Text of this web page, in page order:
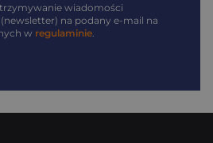
wiadomości
na podany e-mail na
w regulaminie